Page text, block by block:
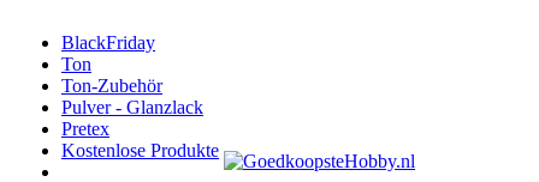
BlackFriday
Ton
Ton-Zubehör
Pulver - Glanzlack
Pretex
Kostenlose Produkte